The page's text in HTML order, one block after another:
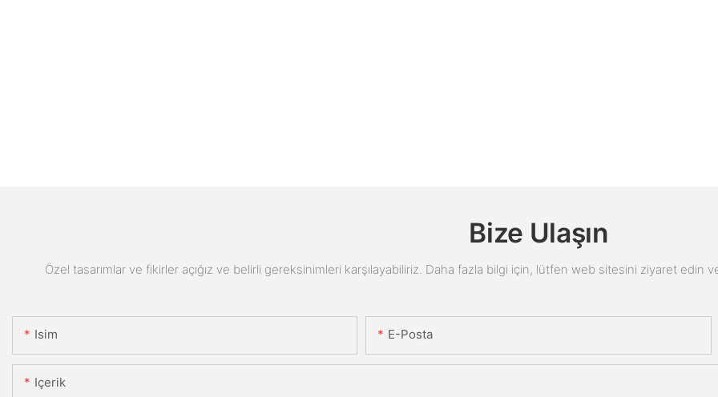
Bize Ulaşın
Özel tasarımlar ve fikirler açığız ve belirli gereksinimleri karşılayabiliriz. Daha fazla bilgi için, lütfen web sitesini ziyaret edin
Isim E-Posta
Içerik